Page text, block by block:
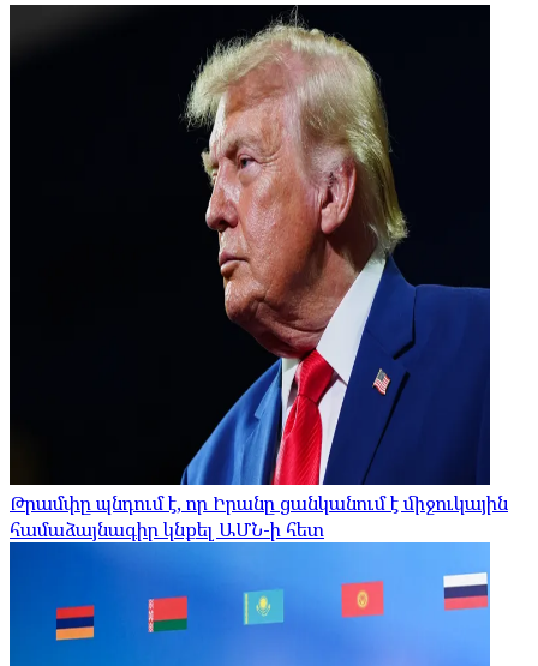
Թրամփը պնդում է, որ Իրանը ցանկանում է միջուկային
համաձայնագիր կնքել ԱՄՆ-ի հետ